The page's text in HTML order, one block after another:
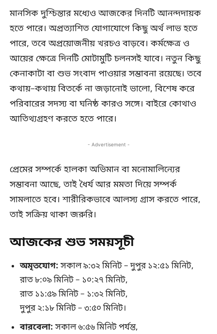
মানসিক দুশ্চিন্তার মধ্যেও আজকের দিনটি আনন্দদায়ক
হতে পারে। অপ্রত্যাশিত যোগাযোগে কিছু অর্থ লাভ হতে
পারে, তবে অপ্রয়োজনীয় খরচও বাড়বে। কর্মক্ষেত্র ও
আয়ের ক্ষেত্রে দিনটি মোটামুটি চলনসই যাবে। নতুন কিছু
কেনাকাটা বা শুভ সংবাদ পাওয়ার সম্ভাবনা রয়েছে। তবে
কথায়–কথায় বিতর্কে না জড়ানোই ভালো, বিশেষ করে
পরিবারের সদস্য বা ঘনিষ্ঠ কারও সঙ্গে। বাইরে কোথাও
আতিথ্যগ্রহণ করতে হতে পারে।
- Advertisement -
প্রেমের সম্পর্কে হালকা অভিমান বা মনোমালিন্যের
সম্ভাবনা আছে, তাই ধৈর্য আর মমতা দিয়ে সম্পর্ক
সামলাতে হবে। শারীরিকভাবে আলস্য গ্রাস করতে পারে,
তাই সক্রিয় থাকা জরুরি।
আজকের শুভ সময়সূচী
অমৃতযোগ:সকাল ৯:৩২ মিনিট – দুপুর ১২:৫১ মিনিট,
রাত ৮:০৯ মিনিট – ১০:২৭ মিনিট,
রাত ১১:৫৯ মিনিট – ১:৩২ মিনিট,
দুপুর ২:১৮ মিনিট – ৩:৫০ মিনিট।
বারবেলা:সকাল ৬:৫৬ মিনিট পর্যন্ত,